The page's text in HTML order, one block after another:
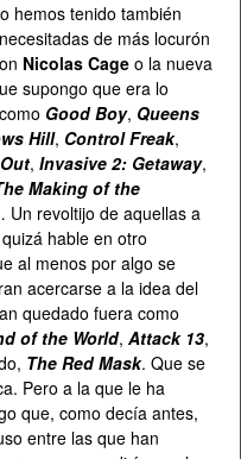
hemos tenido también
de más locurón
Nicolas Cage o la nueva
supongo que era lo
Good Boy, Queens
Hill, Control Freak,
, Invasive 2: Getaway,
Making of the
Un revoltijo de aquellas a
hable en otro
al menos por algo se
acercarse a la idea del
quedado fuera como
of the World, Attack 13,
The Red Mask. Que se
Pero a la que le ha
que, como decía antes,
entre las que han